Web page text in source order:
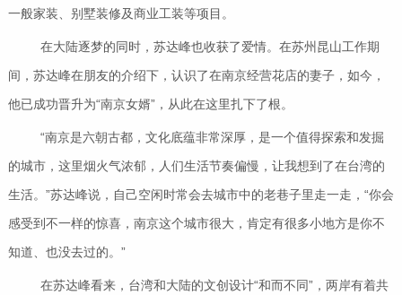
一般家装、别墅装修及商业工装等项目。
在大陆逐梦的同时，苏达峰也收获了爱情。在苏州昆山工作期
间，苏达峰在朋友的介绍下，认识了在南京经营花店的妻子，如今，
他已成功晋升为“南京女婿”，从此在这里扎下了根。
“南京是六朝古都，文化底蕴非常深厚，是一个值得探索和发掘
的城市，这里烟火气浓郁，人们生活节奏偏慢，让我想到了在台湾的
生活。”苏达峰说，自己空闲时常会去城市中的老巷子里走一走，“你会
感受到不一样的惊喜，南京这个城市很大，肯定有很多小地方是你不
知道、也没去过的。”
在苏达峰看来，台湾和大陆的文创设计“和而不同”，两岸有着共